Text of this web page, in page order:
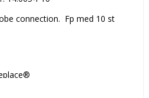
connection.  Fp med 10 st